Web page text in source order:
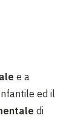
e a
ed il
di